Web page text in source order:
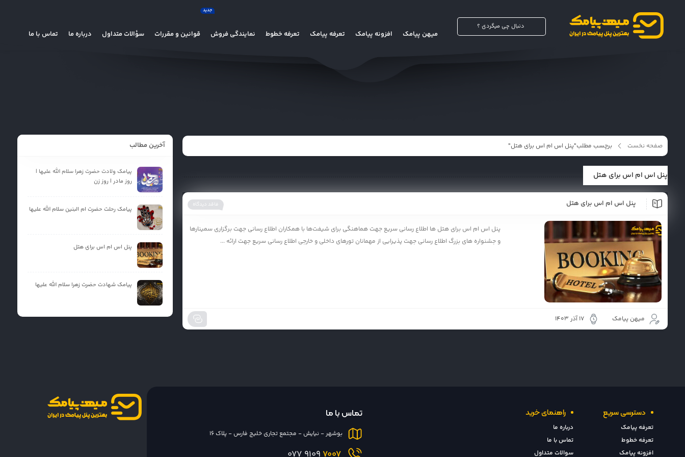
میهن پیامک افزونه پیامک تعرفه پیامک تعرفه خطوط نمایندگی فروش
جدید
قوانین و مقررات سؤالات متداول درباره ما تماس با ما
صفحه نخست برچسب مطلب"پنل اس ام اس برای هتل"
پنل اس ام اس برای هتل
فاقد دیدگاه پنل اس ام اس برای هتل
پنل اس ام اس برای هتل ها اطلاع رسانی سريع جهت هماهنگی برای شيفت‌ها با همكاران اطلاع رسانی جهت برگزاری سمينار‌ها
و جشنواره های بزرگ اطلاع رسانی جهت پذيرايی از مهمانان تورهای داخلی و خارجی اطلاع رسانی سريع جهت ارائه ...
میهن پیامک 17 آذر 1403
آخرین مطالب
پیامک ولادت حضرت زهرا سلام الله علیها |
روز مادر | روز زن
پیامک رحلت حضرت ام البنین سلام الله علیها
پنل اس ام اس برای هتل
پیامک شهادت حضرت زهرا سلام الله علیها
دسترسی سریع
تعرفه پیامک
تعرفه خطوط
افزونه پیامک
راهنمای خرید
درباره ما
تماس با ما
سوالات متداول
تماس با ما
بوشهر - نیایش - مجتمع تجاری خلیج فارس - پلاک 16